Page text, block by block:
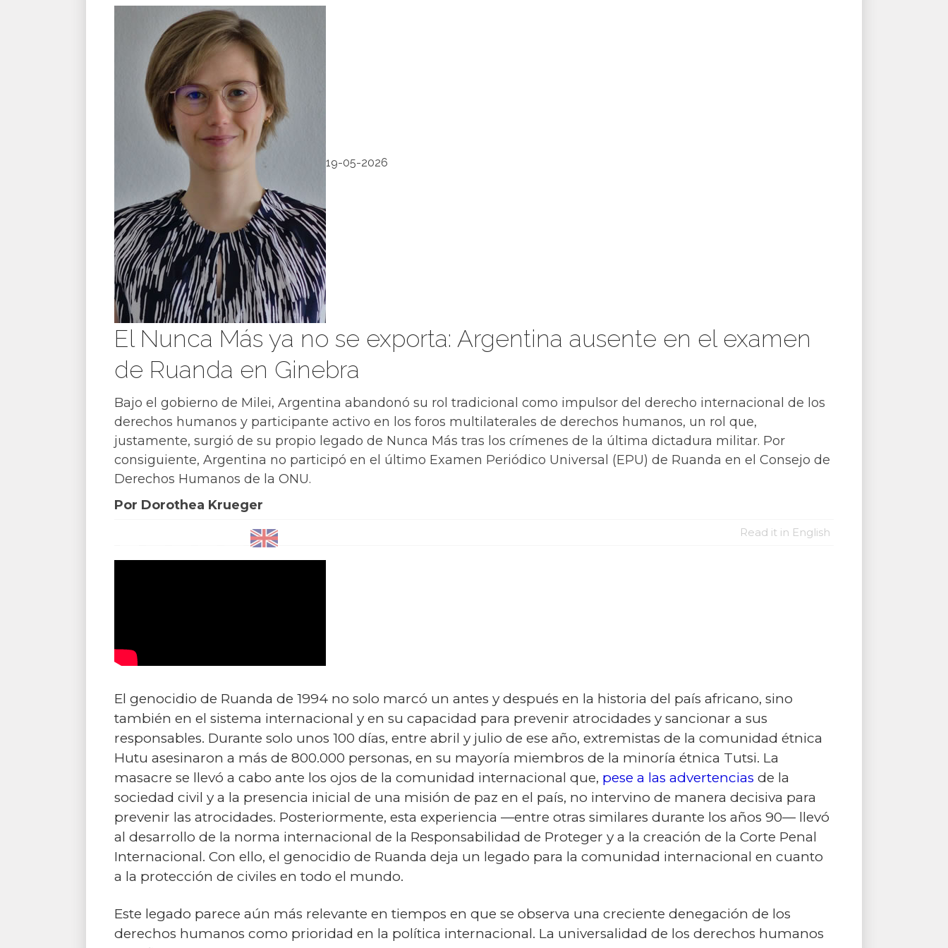
19-05-2026
El Nunca Más ya no se exporta: Argentina ausente en el examen
de Ruanda en Ginebra
Bajo el gobierno de Milei, Argentina abandonó su rol tradicional como impulsor del derecho internacional de los
derechos humanos y participante activo en los foros multilaterales de derechos humanos, un rol que,
justamente, surgió de su propio legado de Nunca Más tras los crímenes de la última dictadura militar. Por
consiguiente, Argentina no participó en el último Examen Periódico Universal (EPU) de Ruanda en el Consejo de
Derechos Humanos de la ONU.
Por Dorothea Krueger
Read it in English
El genocidio de Ruanda de 1994 no solo marcó un antes y después en la historia del país africano, sino
también en el sistema internacional y en su capacidad para prevenir atrocidades y sancionar a sus
responsables. Durante solo unos 100 días, entre abril y julio de ese año, extremistas de la comunidad étnica
Hutu asesinaron a más de 800.000 personas, en su mayoría miembros de la minoría étnica Tutsi. La
masacre se llevó a cabo ante los ojos de la comunidad internacional que, pese a las advertencias de la
sociedad civil y a la presencia inicial de una misión de paz en el país, no intervino de manera decisiva para
prevenir las atrocidades. Posteriormente, esta experiencia —entre otras similares durante los años 90— llevó
al desarrollo de la norma internacional de la Responsabilidad de Proteger y a la creación de la Corte Penal
Internacional. Con ello, el genocidio de Ruanda deja un legado para la comunidad internacional en cuanto
a la protección de civiles en todo el mundo.
Este legado parece aún más relevante en tiempos en que se observa una creciente denegación de los
derechos humanos como prioridad en la política internacional. La universalidad de los derechos humanos